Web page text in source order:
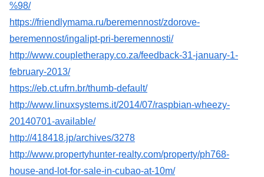
%98/
https://friendlymama.ru/beremennost/zdorove-
beremennost/ingalipt-pri-beremennosti/
http://www.coupletherapy.co.za/feedback-31-january-1-
february-2013/
https://eb.ct.ufrn.br/thumb-default/
http://www.linuxsystems.it/2014/07/raspbian-wheezy-
20140701-available/
http://418418.jp/archives/3278
http://www.propertyhunter-realty.com/property/ph768-
house-and-lot-for-sale-in-cubao-at-10m/